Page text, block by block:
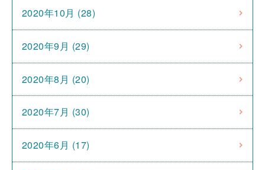
2020年10月 (28)
2020年9月 (29)
2020年8月 (20)
2020年7月 (30)
2020年6月 (17)